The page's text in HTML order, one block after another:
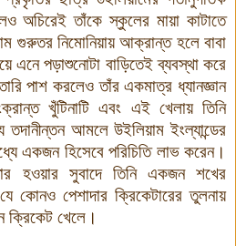
অচিরেই তাঁকে স্কুলের মায়া কাটাতে
গুরুতর নিমোনিয়ায় আক্রান্ত হলে বাবা
এনে পড়াশুনোটা বাড়িতেই ব্যবস্থা করে
পাশ করলেও তাঁর একমাত্র ধ্যানজ্ঞান
খুঁটিনাটি এবং এই খেলায় তিনি
আমলে উইলিয়াম ইংল্যান্ডের
একজন হিসেবে পরিচিতি লাভ করেন।
হওয়ার সুবাদে তিনি একজন শখের
কোনও পেশাদার ক্রিকেটারের তুলনায়
ক্রিকেট খেলে।